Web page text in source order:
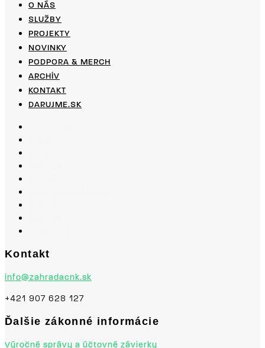
O NÁS
SLUŽBY
PROJEKTY
NOVINKY
PODPORA & MERCH
ARCHÍV
KONTAKT
DARUJME.SK
Kontakt
info@zahradacnk.sk
+421 907 628 127
Ďalšie zákonné informácie
Výročné správy a účtovné závierky